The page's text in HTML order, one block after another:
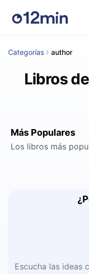
Categorías author
Libros
Más Populares
Los libros más
Escucha las ideas